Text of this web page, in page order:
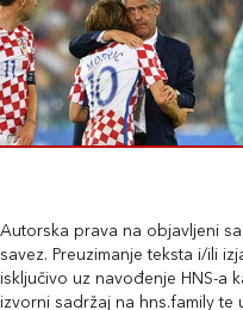
Autorska prava na objavljeni
savez. Preuzimanje teksta i/ili
isključivo uz navođenje HNS-a
izvorni sadržaj na hns.family